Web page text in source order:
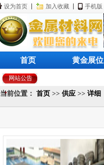
设为首页 加入收藏 手机版
首页 黄金展位
网站公告
当前位置： 首页 >> 供应 >> 详细